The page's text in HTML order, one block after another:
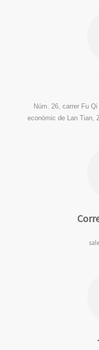
Núm. 26, carrer Fu
econòmic de Lan Tian,